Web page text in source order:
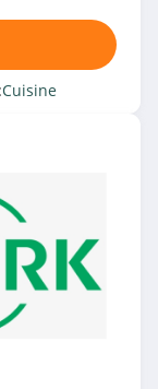
4.2
4.1
Saveurs
Cuisine